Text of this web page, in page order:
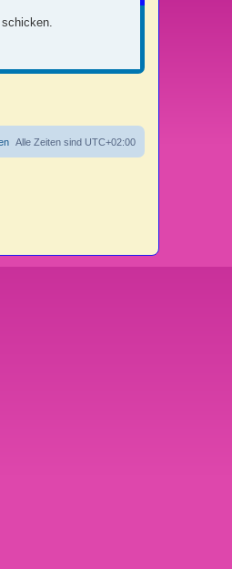
Alle Zeiten sind UTC+02:00